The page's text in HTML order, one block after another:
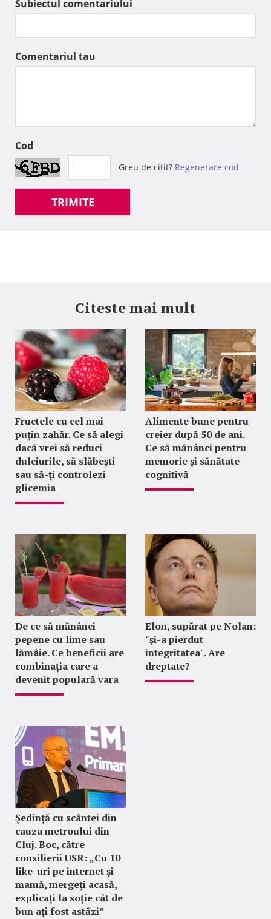
Subiectul comentariului
Comentariul tau
Cod
Greu de citit? Regenerare cod
TRIMITE
Citeste mai mult
Fructele cu cel mai
puțin zahăr. Ce să alegi
dacă vrei să reduci
dulciurile, să slăbești
sau să-ți controlezi
glicemia
Alimente bune pentru
creier după 50 de ani.
Ce să mănânci pentru
memorie și sănătate
cognitivă
De ce să mănânci
pepene cu lime sau
lămâie. Ce beneficii are
combinația care a
devenit populară vara
Elon, supărat pe Nolan:
"şi-a pierdut
integritatea". Are
dreptate?
Ședință cu scântei din
cauza metroului din
Cluj. Boc, către
consilierii USR: „Cu 10
like-uri pe internet și
mamă, mergeți acasă,
explicați la soție cât de
bun ați fost astăzi”